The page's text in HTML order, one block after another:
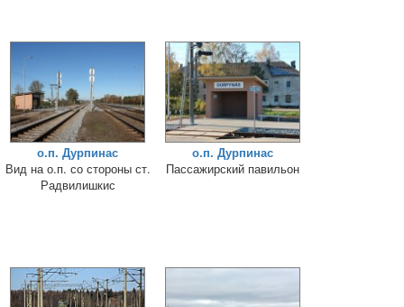
о.п. Дурпинас
Вид на о.п. со стороны ст.
Радвилишкис
о.п. Дурпинас
Пассажирский павильон